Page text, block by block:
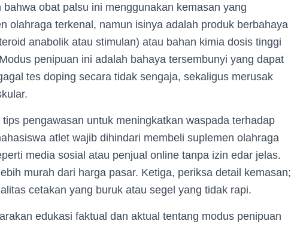
obat palsu ini menggunakan kemasan yang
olahraga terkenal, namun isinya adalah produk berbahaya
anabolik atau stimulan) atau bahan kimia dosis tinggi
penipuan ini adalah bahaya tersembunyi yang dapat
tes doping secara tidak sengaja, sekaligus merusak
pengawasan untuk meningkatkan waspada terhadap
atlet wajib dihindari membeli suplemen olahraga
media sosial atau penjual online tanpa izin edar jelas.
murah dari harga pasar. Ketiga, periksa detail kemasan;
cetakan yang buruk atau segel yang tidak rapi.
edukasi faktual dan aktual tentang modus penipuan